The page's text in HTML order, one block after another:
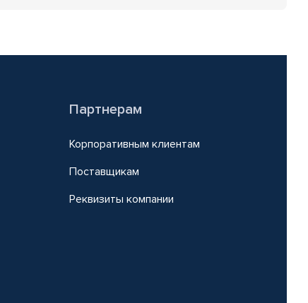
Партнерам
Корпоративным клиентам
Поставщикам
Реквизиты компании